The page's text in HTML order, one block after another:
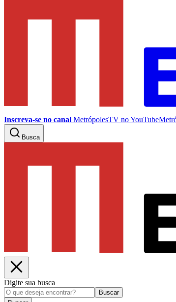
Inscreva-se no canal MetrópolesTV noYouTube
Busca
Digite sua busca
Buscar